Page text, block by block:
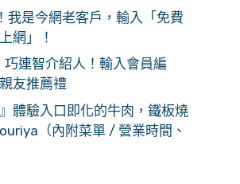
我是今網老客戶，輸入「免費
網」！
連智介紹人！輸入會員編
友推薦禮
』體驗入口即化的牛肉，鐵板燒
（內附菜單 / 營業時間、